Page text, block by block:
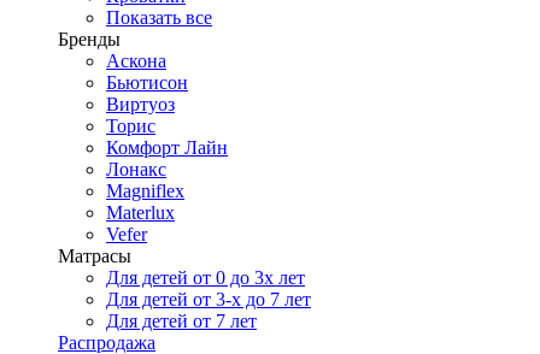
Показать все
Бренды
Аскона
Бьютисон
Виртуоз
Торис
Комфорт Лайн
Лонакс
Magniflex
Materlux
Vefer
Матрасы
Для детей от 0 до 3х лет
Для детей от 3-х до 7 лет
Для детей от 7 лет
Распродажа